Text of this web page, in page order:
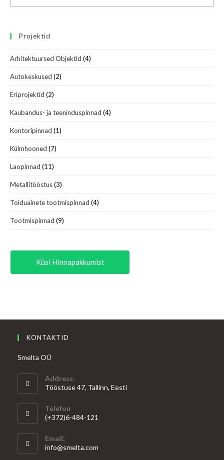
Projektid
Arhitektuursed Objektid (4)
Autokeskused (2)
Eriprojektid (2)
Kaubandus- ja teeninduspinnad (4)
Kontoripinnad (1)
Külmhooned (7)
Laopinnad (11)
Metallitööstus(3)
Toiduainete tootmispinnad (4)
Tootmispinnad (9)
Küsi Hinnapakkumist
KONTAKTID
Smelta OÜ
Address:
Tööstuse 47, Tallinn, Eesti
Telefon
(+372)6-484-121
Email:
info@smelta.com